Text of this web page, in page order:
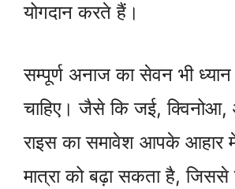
योगदान करते हैं।
सम्पूर्ण अनाज का सेवन भी
चाहिए। जैसे कि जई, क्विनोआ,
राइस का समावेश आपके आहार
मात्रा को बढ़ा सकता है,